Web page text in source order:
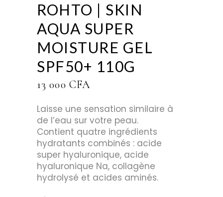
ROHTO | SKIN
AQUA SUPER
MOISTURE GEL
SPF50+ 110G
13 000 CFA
Laisse une sensation similaire à
de l’eau sur votre peau.
Contient quatre ingrédients
hydratants combinés : acide
super hyaluronique, acide
hyaluronique Na, collagène
hydrolysé et acides aminés.